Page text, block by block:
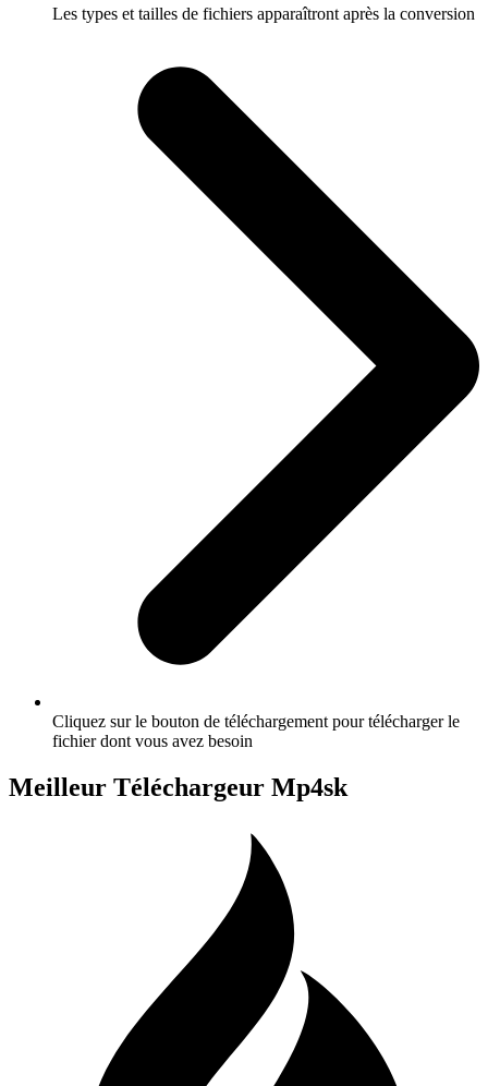
Les types et tailles de fichiers apparaîtront après la conversion
Cliquez sur le bouton de téléchargement pour télécharger le
fichier dont vous avez besoin
Meilleur Téléchargeur Mp4sk